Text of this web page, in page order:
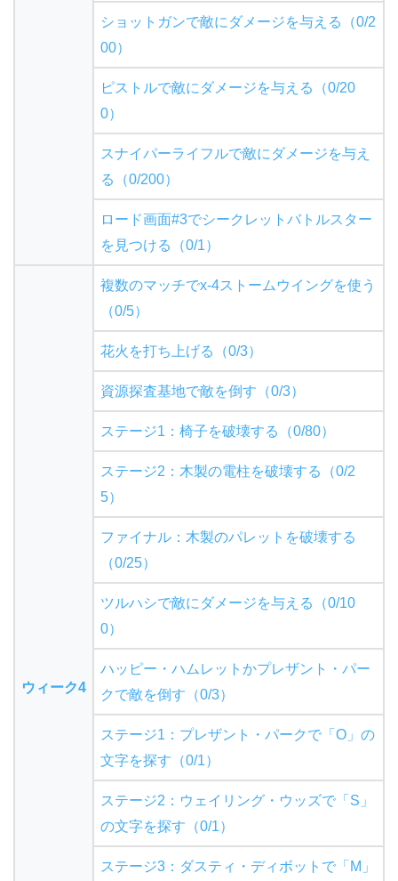
ショットガンで敵にダメージを与える（0/2
00）
ピストルで敵にダメージを与える（0/20
0）
スナイパーライフルで敵にダメージを与え
る（0/200）
ロード画面#3でシークレットバトルスター
を見つける（0/1）
ウィーク4
複数のマッチでx-4ストームウイングを使う
（0/5）
花火を打ち上げる（0/3）
資源探査基地で敵を倒す（0/3）
ステージ1：椅子を破壊する（0/80）
ステージ2：木製の電柱を破壊する（0/2
5）
ファイナル：木製のパレットを破壊する
（0/25）
ツルハシで敵にダメージを与える（0/10
0）
ハッピー・ハムレットかプレザント・パー
クで敵を倒す（0/3）
ステージ1：プレザント・パークで「O」の
文字を探す（0/1）
ステージ2：ウェイリング・ウッズで「S」
の文字を探す（0/1）
ステージ3：ダスティ・ディボットで「M」